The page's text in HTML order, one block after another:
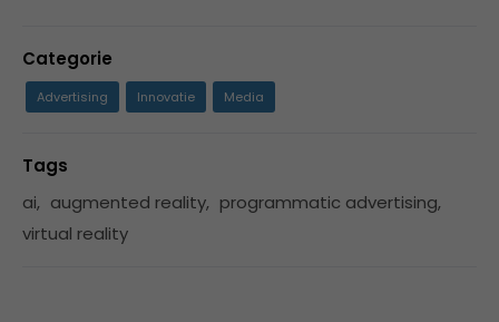
Categorie
Advertising Innovatie Media
Tags
ai, augmented reality, programmatic advertising,
virtual reality